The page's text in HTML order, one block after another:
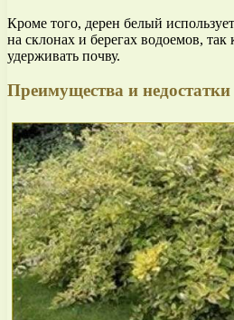
Кроме того, дерен белый
на склонах и берегах водоемов,
удерживать почву.
Преимущества и недостатки